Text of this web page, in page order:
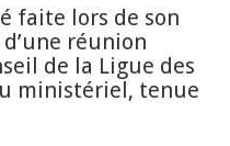
faite lors de son
réunion
de la Ligue des
ministériel, tenue